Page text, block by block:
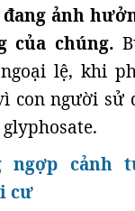
ảnh
của chúng.
lệ, khi
con người sử
ngợp cảnh
cư